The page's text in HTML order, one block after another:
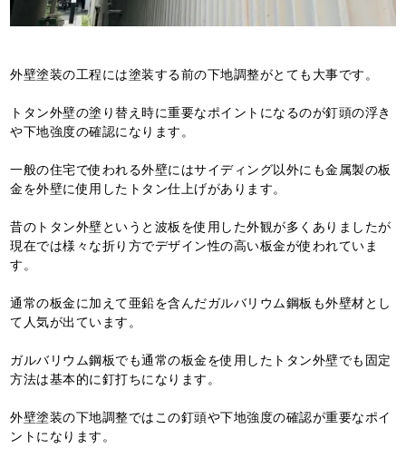
外壁塗装の工程には塗装する前の下地調整がとても大事です。
トタン外壁の塗り替え時に重要なポイントになるのが釘頭の浮き
や下地強度の確認になります。
一般の住宅で使われる外壁にはサイディング以外にも金属製の板
金を外壁に使用したトタン仕上げがあります。
昔のトタン外壁というと波板を使用した外観が多くありましたが
現在では様々な折り方でデザイン性の高い板金が使われていま
す。
通常の板金に加えて亜鉛を含んだガルバリウム鋼板も外壁材とし
て人気が出ています。
ガルバリウム鋼板でも通常の板金を使用したトタン外壁でも固定
方法は基本的に釘打ちになります。
外壁塗装の下地調整ではこの釘頭や下地強度の確認が重要なポイ
ントになります。